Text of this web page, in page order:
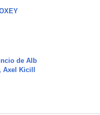
de Alb
Axel Kicill